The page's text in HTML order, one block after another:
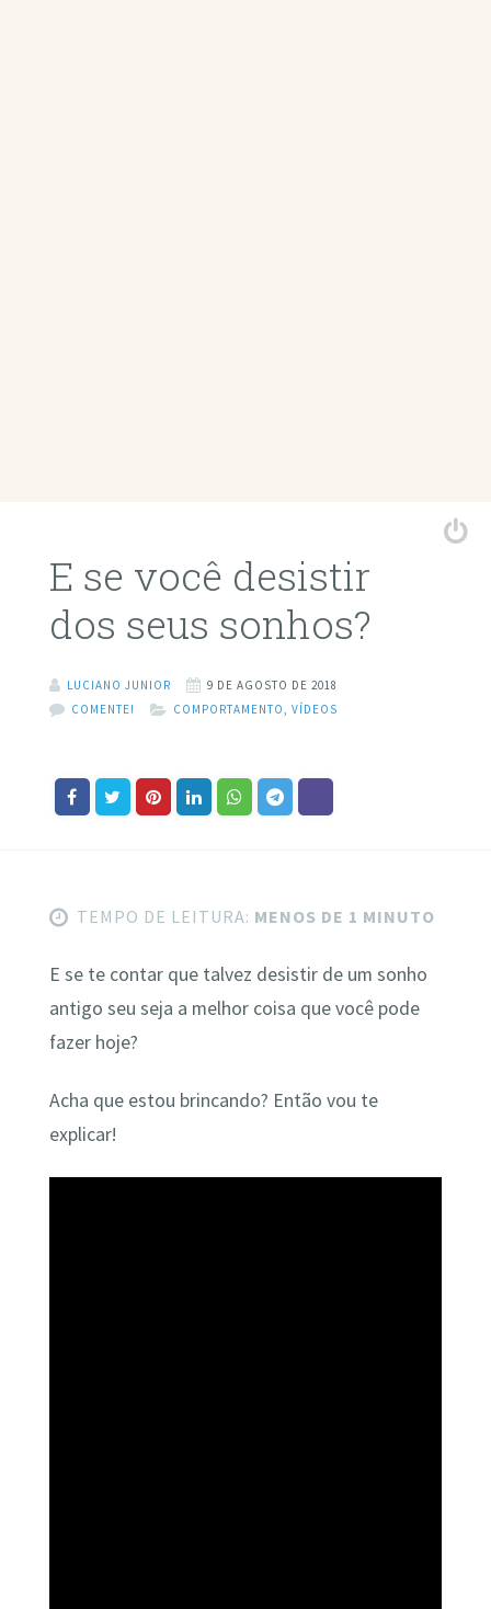
E se você desistir
dos seus sonhos?
LUCIANO JUNIOR
9 DE AGOSTO DE 2018
COMENTE!
COMPORTAMENTO VÍDEOS
TEMPO DE LEITURA: MENOS DE 1 MINUTO
E se te contar que talvez desistir de um sonho
antigo seu seja a melhor coisa que você pode
fazer hoje?
Acha que estou brincando? Então vou te
explicar!